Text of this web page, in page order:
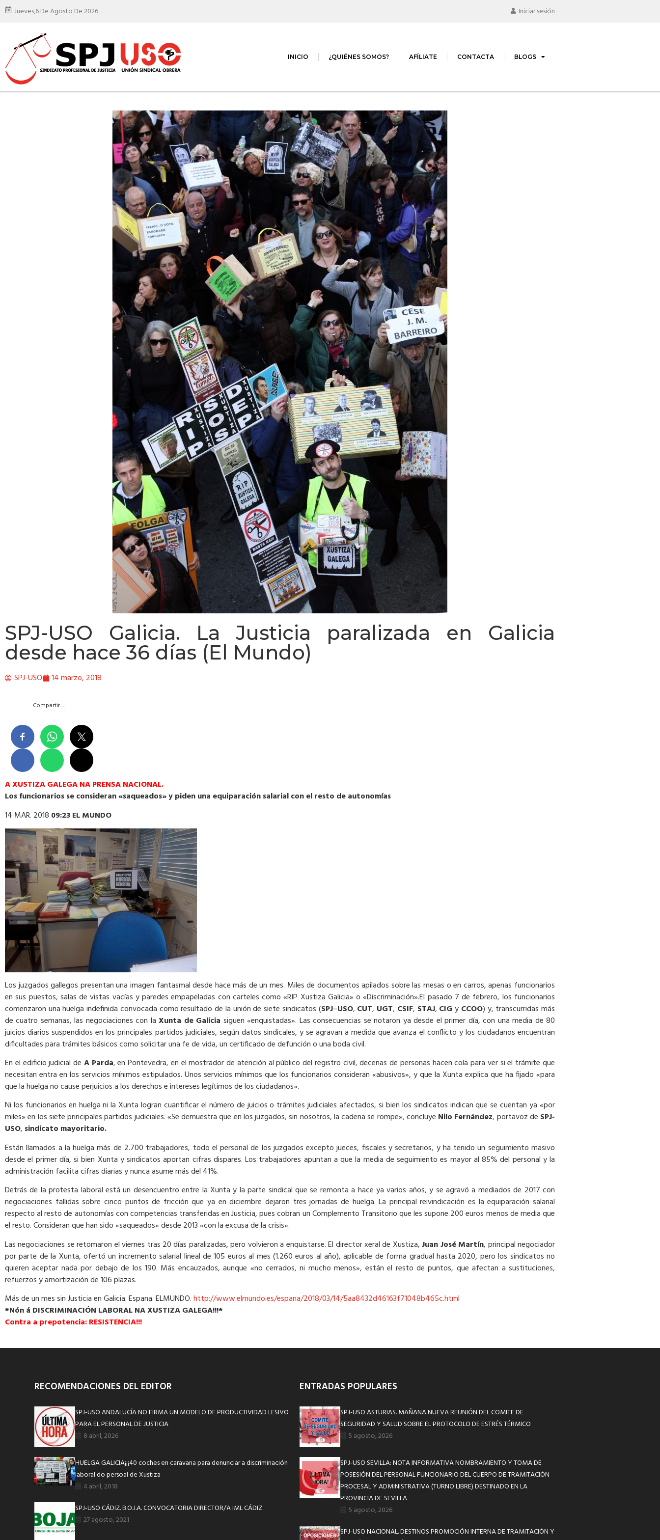
Jueves,6 De Agosto De 2026 Iniciar sesión
INICIO ¿QUIÉNES SOMOS? AFÍLIATE CONTACTA BLOGS
SPJ-USO Galicia. La Justicia paralizada en Galicia
desde hace 36 días (El Mundo)
SPJ-USO 14 marzo, 2018
Compartir….
A XUSTIZA GALEGA NA PRENSA NACIONAL.
Los funcionarios se consideran «saqueados» y piden una equiparación salarial con el resto de autonomías
14 MAR. 2018 09:23 EL MUNDO
Los juzgados gallegos presentan una imagen fantasmal desde hace más de un mes. Miles de documentos apilados sobre las mesas o en carros, apenas funcionarios
en sus puestos, salas de vistas vacías y paredes empapeladas con carteles como «RIP Xustiza Galicia» o «Discriminación».El pasado 7 de febrero, los funcionarios
comenzaron una huelga indefinida convocada como resultado de la unión de siete sindicatos (SPJ–USO, CUT, UGT, CSIF, STAJ, CIG y CCOO) y, transcurridas más
de cuatro semanas, las negociaciones con laXunta de Galicia siguen «enquistadas». Las consecuencias se notaron ya desde el primer día, con una media de 80
juicios diarios suspendidos en los principales partidos judiciales, según datos sindicales, y se agravan a medida que avanza el conflicto y los ciudadanos encuentran
dificultades para trámites básicos como solicitar una fe de vida, un certificado de defunción o una boda civil.
En el edificio judicial de A Parda, en Pontevedra, en el mostrador de atención al público del registro civil, decenas de personas hacen cola para ver si el trámite que
necesitan entra en los servicios mínimos estipulados. Unos servicios mínimos que los funcionarios consideran «abusivos», y que la Xunta explica que ha fijado «para
que la huelga no cause perjuicios a los derechos e intereses legítimos de los ciudadanos».
Ni los funcionarios en huelga ni la Xunta logran cuantificar el número de juicios o trámites judiciales afectados, si bien los sindicatos indican que se cuentan ya «por
miles» en los siete principales partidos judiciales. «Se demuestra que en los juzgados, sin nosotros, la cadena se rompe», concluye Nilo Fernández, portavoz de SPJ-
USO, sindicato mayoritario.
Están llamados a la huelga más de 2.700 trabajadores, todo el personal de los juzgados excepto jueces, fiscales y secretarios, y ha tenido un seguimiento masivo
desde el primer día, si bien Xunta y sindicatos aportan cifras dispares. Los trabajadores apuntan a que la media de seguimiento es mayor al 85% del personal y la
administración facilita cifras diarias y nunca asume más del 41%.
Detrás de la protesta laboral está un desencuentro entre la Xunta y la parte sindical que se remonta a hace ya varios años, y se agravó a mediados de 2017 con
negociaciones fallidas sobre cinco puntos de fricción que ya en diciembre dejaron tres jornadas de huelga. La principal reivindicación es la equiparación salarial
respecto al resto de autonomías con competencias transferidas en Justicia, pues cobran un Complemento Transitorio que les supone 200 euros menos de media que
el resto. Consideran que han sido «saqueados» desde 2013 «con la excusa de la crisis».
Las negociaciones se retomaron el viernes tras 20 días paralizadas, pero volvieron a enquistarse. El director xeral de Xustiza,Juan José Martín, principal negociador
por parte de la Xunta, ofertó un incremento salarial lineal de 105 euros al mes (1.260 euros al año), aplicable de forma gradual hasta 2020, pero los sindicatos no
quieren aceptar nada por debajo de los 190. Más encauzados, aunque «no cerrados, ni mucho menos», están el resto de puntos, que afectan a sustituciones,
refuerzos y amortización de 106 plazas.
Más de un mes sin Justicia en Galicia. Espana. ELMUNDO.http://www.elmundo.es/espana/2018/03/14/5aa8432d46163f71048b465c.html
*Nón á DISCRIMINACIÓN LABORAL NA XUSTIZA GALEGA!!!*
Contra a prepotencia: RESISTENCIA!!!
RECOMENDACIONES DEL EDITOR
SPJ-USO ANDALUCÍA NO FIRMA UN MODELO DE PRODUCTIVIDAD LESIVO
PARA EL PERSONAL DE JUSTICIA
8 abril, 2026
HUELGA GALICIA¡¡¡40 coches en caravana para denunciar a discriminación
laboral do persoal de Xustiza
4 abril, 2018
SPJ-USO CÁDIZ. B.O.J.A. CONVOCATORIA DIRECTOR/A IML CÁDIZ.
27 agosto, 2021
ENTRADAS POPULARES
SPJ-USO ASTURIAS. MAÑANA NUEVA REUNIÓN DEL COMITE DE
SEGURIDAD Y SALUD SOBRE EL PROTOCOLO DE ESTRÉS TÉRMICO
5 agosto, 2026
SPJ-USO SEVILLA: NOTA INFORMATIVA NOMBRAMIENTO Y TOMA DE
POSESIÓN DEL PERSONAL FUNCIONARIO DEL CUERPO DE TRAMITACIÓN
PROCESAL Y ADMINISTRATIVA (TURNO LIBRE) DESTINADO EN LA
PROVINCIA DE SEVILLA
5 agosto, 2026
SPJ-USO NACIONAL. DESTINOS PROMOCIÓN INTERNA DE TRAMITACIÓN Y